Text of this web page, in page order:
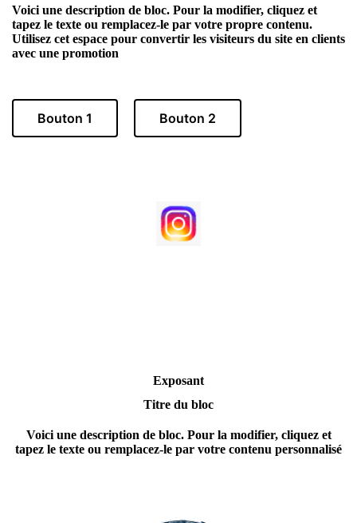
Voici une description de bloc. Pour la modifier, cliquez et
tapez le texte ou remplacez-le par votre propre contenu.
Utilisez cet espace pour convertir les visiteurs du site en clients
avec une promotion
Bouton 1 Bouton 2
Exposant
Titre du bloc
Voici une description de bloc. Pour la modifier, cliquez et
tapez le texte ou remplacez-le par votre contenu personnalisé